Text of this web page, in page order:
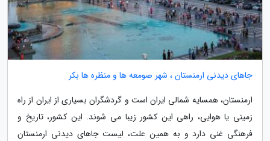
جاهای دیدنی ارمنستان ، شهر صومعه ها و منظره ها بکر
ارمنستان، همسایه شمالی ایران است و گردشگران بسیاری از ایران از راه
زمینی یا هوایی، راهی این کشور زیبا می شوند. این کشور، تاریخ و
فرهنگی غنی دارد و به همین علت، لیست جاهای دیدنی ارمنستان